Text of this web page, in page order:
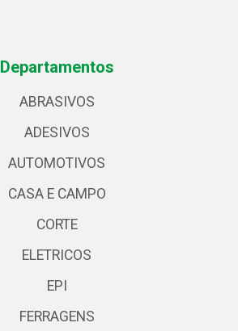
Departamentos
ABRASIVOS
ADESIVOS
AUTOMOTIVOS
CASA E CAMPO
CORTE
ELETRICOS
EPI
FERRAGENS